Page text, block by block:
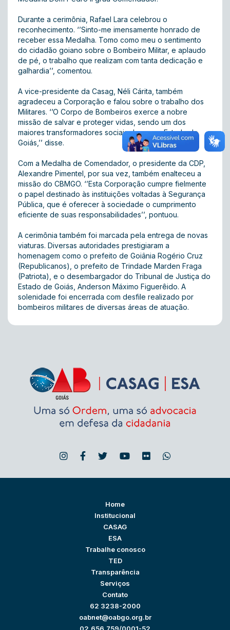
Durante a cerimônia, Rafael Lara celebrou o
reconhecimento. ‘’Sinto-me imensamente honrado de
receber essa Medalha. Tomo como meu o sentimento
do cidadão goiano sobre o Bombeiro Militar, e aplaudo
de pé, o trabalho que realizam com tanta dedicação e
galhardia’’, comentou.
A vice-presidente da Casag, Néli Cárita, também
agradeceu a Corporação e falou sobre o trabalho dos
Militares. ‘’O Corpo de Bombeiros exerce a nobre
missão de salvar e proteger vidas, sendo um dos
maiores transformadores sociais do nosso Estado de
Goiás,’’ disse.
Com a Medalha de Comendador, o presidente da CDP,
Alexandre Pimentel, por sua vez, também enalteceu a
missão do CBMGO. ‘’Esta Corporação cumpre fielmente
o papel destinado às instituições voltadas à Segurança
Pública, que é oferecer à sociedade o cumprimento
eficiente de suas responsabilidades’’, pontuou.
A cerimônia também foi marcada pela entrega de novas
viaturas. Diversas autoridades prestigiaram a
homenagem como o prefeito de Goiânia Rogério Cruz
(Republicanos), o prefeito de Trindade Marden Fraga
(Patriota), e o desembargador do Tribunal de Justiça do
Estado de Goiás, Anderson Máximo Figuerêido. A
solenidade foi encerrada com desfile realizado por
bombeiros militares de diversas áreas de atuação.
Home
Institucional
CASAG
ESA
Trabalhe conosco
TED
Transparência
Serviços
Contato
62 3238-2000
oabnet@oabgo.org.br